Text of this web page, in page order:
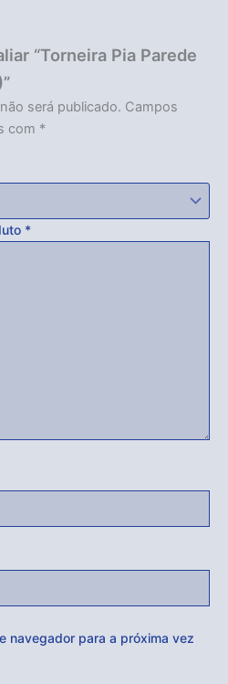
“Torneira Pia Parede
será publicado. Campos
com *
*
navegador para a próxima vez